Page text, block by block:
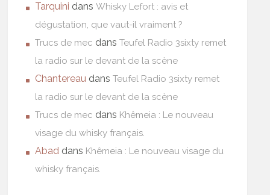
Tarquini dansWhisky Lefort : avis et
dégustation, que vaut-il vraiment ?
Trucs de mec dansTeufel Radio 3sixty remet
la radio sur le devant de la scène
Chantereau dansTeufel Radio 3sixty remet
la radio sur le devant de la scène
Trucs de mec dans Khêmeia : Le nouveau
visage du whisky français.
Abad dans Khêmeia : Le nouveau visage du
whisky français.